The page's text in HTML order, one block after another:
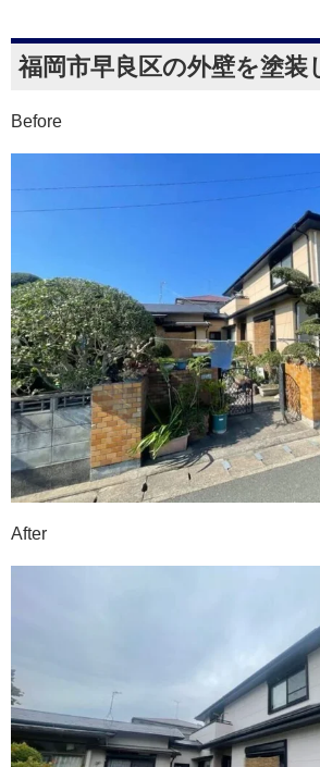
福岡市早良区の外壁を塗装
Before
After